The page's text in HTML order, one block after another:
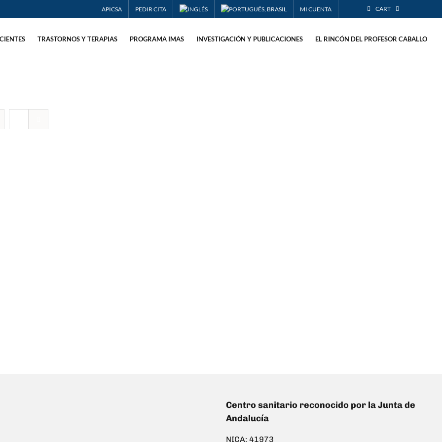
APICSA PEDIR CITA MI CUENTA CART
TRASTORNOS Y TERAPIAS PROGRAMA IMAS INVESTIGACIÓN Y PUBLICACIONES EL RINCÓN DEL PROFESOR CABALLO
Centro sanitario reconocido por la Junta de
Andalucía
NICA: 41973